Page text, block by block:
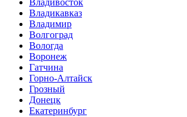
Владивосток
Владикавказ
Владимир
Волгоград
Вологда
Воронеж
Гатчина
Горно-Алтайск
Грозный
Донецк
Екатеринбург